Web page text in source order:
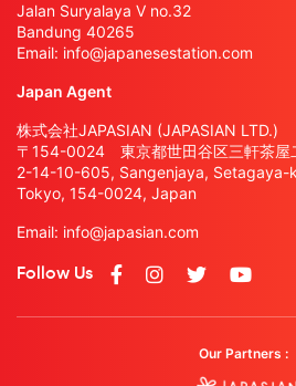
Jalan Suryalaya V no.32
Bandung 40265
Email: info@japanesestation.com
Japan Agent
株式会社JAPASIAN (JAPASIAN LTD.)
〒154-0024 東京都世田谷区三軒茶屋
2-14-10-605, Sangenjaya, Setagaya-
Tokyo, 154-0024, Japan
Email: info@japasian.com
Follow Us
Our Partners :